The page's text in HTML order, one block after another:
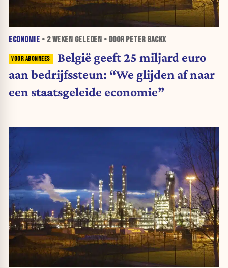
ECONOMIE • 2 WEKEN GELEDEN • DOOR PETER BACKX
België geeft 25 miljard euro
aan bedrijfssteun: “We glijden af naar
een staatsgeleide economie”